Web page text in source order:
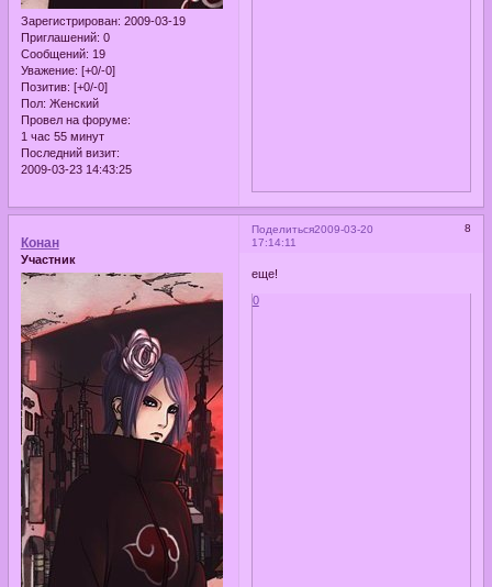
Зарегистрирован: 2009-03-19
Приглашений: 0
Сообщений: 19
Уважение: [+0/-0]
Позитив: [+0/-0]
Пол: Женский
Провел на форуме:
1 час 55 минут
Последний визит:
2009-03-23 14:43:25
Поделиться 8
2009-03-20
17:14:11
Конан
Участник
еще!
0